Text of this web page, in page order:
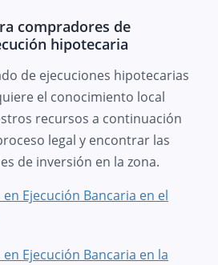
compradores de
hipotecaria
de ejecuciones hipotecarias
el conocimiento local
recursos a continuación
legal y encontrar las
de inversión en la zona.
Ejecución Bancaria en el
Ejecución Bancaria en la